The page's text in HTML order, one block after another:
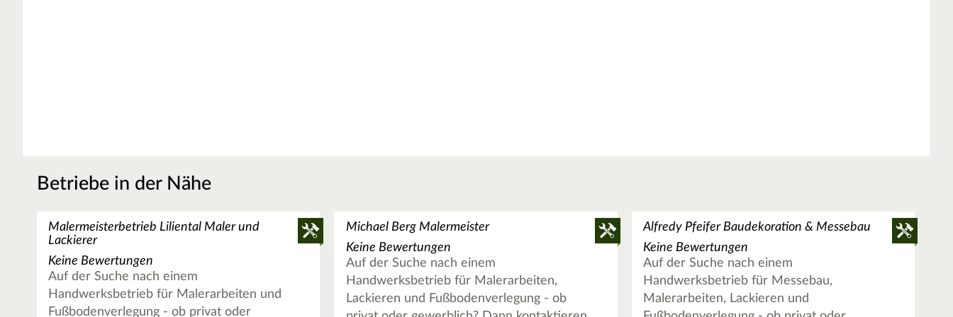
Betriebe in der Nähe
Malermeisterbetrieb Liliental Maler und
Lackierer
Keine Bewertungen
Auf der Suche nach einem
Handwerksbetrieb für Malerarbeiten und
Fußbodenverlegung - ob privat oder
Michael Berg Malermeister
Keine Bewertungen
Auf der Suche nach einem
Handwerksbetrieb für Malerarbeiten,
Lackieren und Fußbodenverlegung - ob
Alfredy Pfeifer Baudekoration & Messebau
Keine Bewertungen
Auf der Suche nach einem
Handwerksbetrieb für Messebau,
Malerarbeiten, Lackieren und